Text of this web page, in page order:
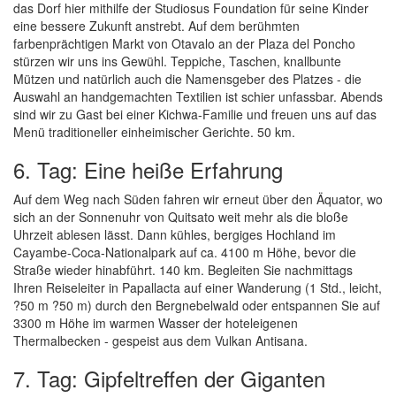
das Dorf hier mithilfe der Studiosus Foundation für seine Kinder
eine bessere Zukunft anstrebt. Auf dem berühmten
farbenprächtigen Markt von Otavalo an der Plaza del Poncho
stürzen wir uns ins Gewühl. Teppiche, Taschen, knallbunte
Mützen und natürlich auch die Namensgeber des Platzes - die
Auswahl an handgemachten Textilien ist schier unfassbar. Abends
sind wir zu Gast bei einer Kichwa-Familie und freuen uns auf das
Menü traditioneller einheimischer Gerichte. 50 km.
6. Tag: Eine heiße Erfahrung
Auf dem Weg nach Süden fahren wir erneut über den Äquator, wo
sich an der Sonnenuhr von Quitsato weit mehr als die bloße
Uhrzeit ablesen lässt. Dann kühles, bergiges Hochland im
Cayambe-Coca-Nationalpark auf ca. 4100 m Höhe, bevor die
Straße wieder hinabführt. 140 km. Begleiten Sie nachmittags
Ihren Reiseleiter in Papallacta auf einer Wanderung (1 Std., leicht,
?50 m ?50 m) durch den Bergnebelwald oder entspannen Sie auf
3300 m Höhe im warmen Wasser der hoteleigenen
Thermalbecken - gespeist aus dem Vulkan Antisana.
7. Tag: Gipfeltreffen der Giganten